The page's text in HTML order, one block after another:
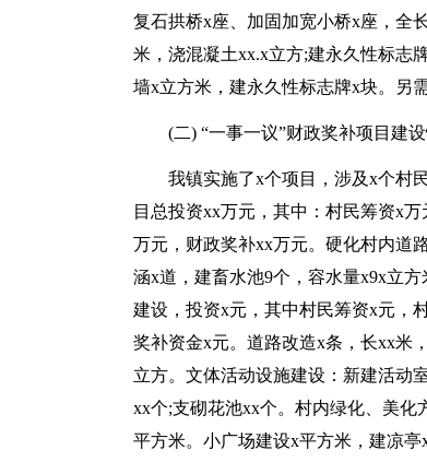
复石拱桥x座、加固加宽小桥x座，全
米，浇混凝土xx.x立方;建永久性标志
墙x立方米，建永久性标志牌x块。另
(二) “一事一议”财政奖补项目建
我镇实施了x个项目，涉及x个村
目总投资xx万元，其中：村民筹资x
万元，财政奖补xx万元。硬化村内道
涵x道，建畜水池9个，容水量x9x立
建设，投资x元，其中村民筹资x元，
奖补资金x元。道路改造x条，长xx米
立方。文体活动设施建设：新建活动
xx个;支砌花池xx个。村内绿化、美
平方米。小广场建设x平方米，建凉